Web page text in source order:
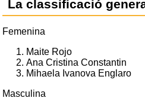
La classificació
Femenina
Maite Rojo
Ana Cristina Constantin
Mihaela Ivanova Englaro
Masculina